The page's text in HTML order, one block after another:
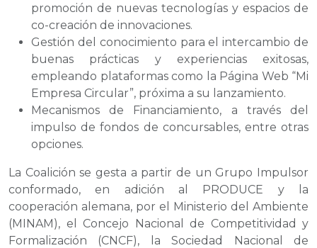
promoción de nuevas tecnologías y espacios de
co-creación de innovaciones.
Gestión del conocimiento para el intercambio de
buenas prácticas y experiencias exitosas,
empleando plataformas como la Página Web “Mi
Empresa Circular”, próxima a su lanzamiento.
Mecanismos de Financiamiento, a través del
impulso de fondos de concursables, entre otras
opciones.
La Coalición se gesta a partir de un Grupo Impulsor
conformado, en adición al PRODUCE y la
cooperación alemana, por el Ministerio del Ambiente
(MINAM), el Concejo Nacional de Competitividad y
Formalización (CNCF), la Sociedad Nacional de